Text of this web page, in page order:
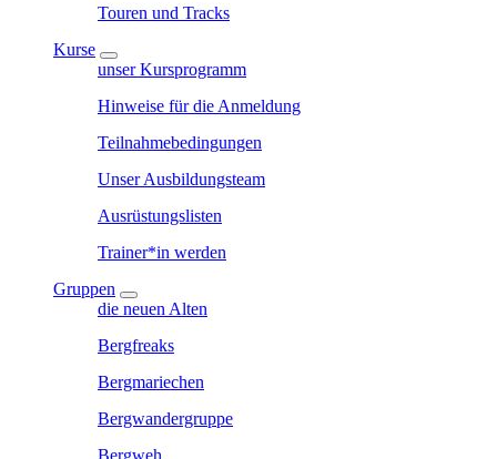
Touren und Tracks
Kurse
unser Kursprogramm
Hinweise für die Anmeldung
Teilnahmebedingungen
Unser Ausbildungsteam
Ausrüstungslisten
Trainer*in werden
Gruppen
die neuen Alten
Bergfreaks
Bergmariechen
Bergwandergruppe
Bergweh